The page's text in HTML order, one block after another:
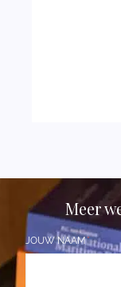
Meer
JOUW NAAM